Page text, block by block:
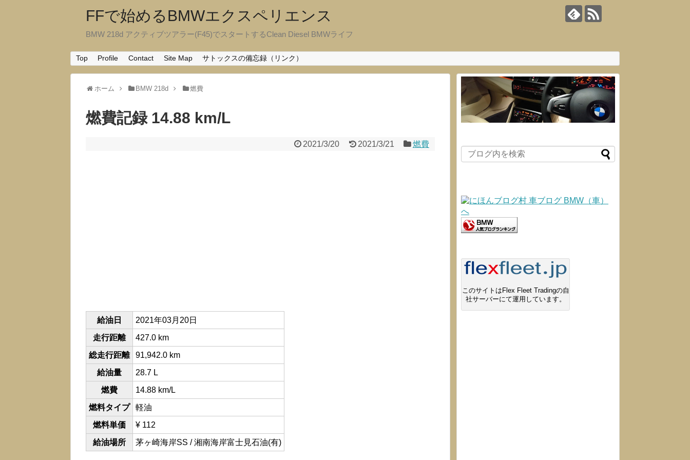
FFで始めるBMWエクスペリエンス
BMW 218d アクティブツアラー(F45)でスタートするClean Diesel BMWライフ
Top Profile Contact Site Map サトックスの備忘録（リンク）
ホーム BMW 218d 燃費
燃費記録 14.88 km/L
2021/3/20 2021/3/21 燃費
給油日
2021年03月20日
走行距離
427.0 km
総走行距離
91,942.0 km
給油量
28.7 L
燃費
14.88 km/L
燃料タイプ
軽油
燃料単価
¥ 112
給油場所
茅ヶ崎海岸SS / 湘南海岸富士見石油(有)
このサイトはFlex Fleet Tradingの自
社サーバーにて運用しています。